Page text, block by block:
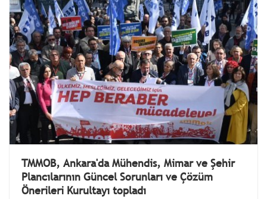
TMMOB, Ankara'da Mühendis, Mimar ve Şehir
Plancılarının Güncel Sorunları ve Çözüm
Önerileri Kurultayı topladı